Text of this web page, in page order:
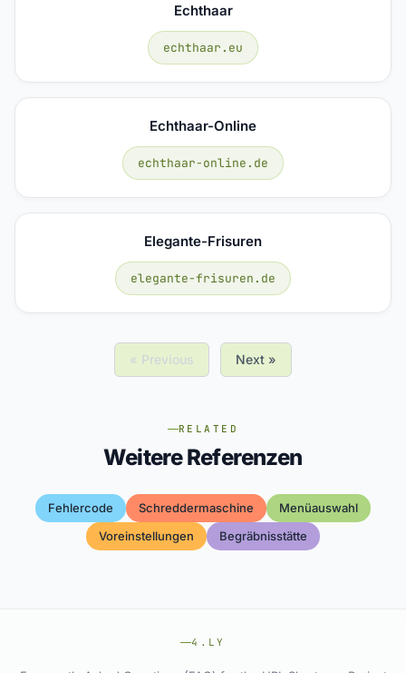
Echthaar
echthaar.eu
Echthaar-Online
echthaar-online.de
Elegante-Frisuren
elegante-frisuren.de
« Previous Next »
RELATED
Weitere Referenzen
Fehlercode Schreddermaschine
Menüauswahl
Voreinstellungen
Begräbnisstätte
4.LY